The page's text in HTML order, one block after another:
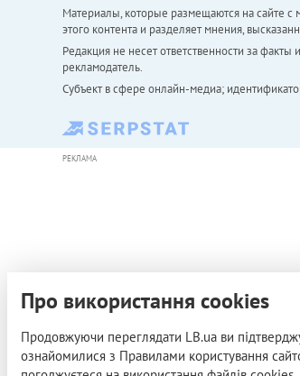
Материалы, которые размещаются на сайте с
этого контента и разделяет мнения,
Редакция не несет ответственности за
рекламодатель.
Субъект в сфере онлайн-медиа;
РЕКЛАМА
Про використання cookies
Продовжуючи переглядати LB.ua ви
ознайомилися з Правилами користування